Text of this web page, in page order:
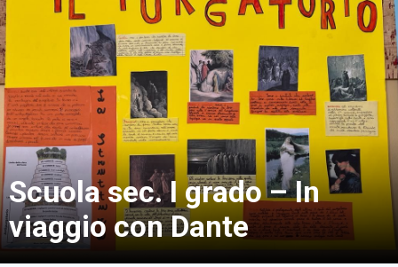
PERSONALE
Comunicazioni Esterne
BACHECA SINDACALE
Scuola sec. I grado – In
viaggio con Dante